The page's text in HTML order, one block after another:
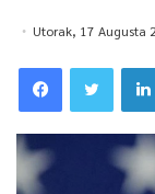
Utorak, 17 Augusta